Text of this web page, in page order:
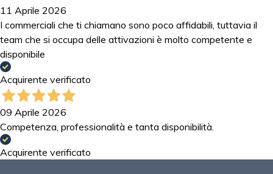
11 Aprile 2026
I commerciali che ti chiamano sono poco affidabili, tuttavia il
team che si occupa delle attivazioni è molto competente e
disponibile
Acquirente verificato
09 Aprile 2026
Competenza, professionalità e tanta disponibilità.
Acquirente verificato